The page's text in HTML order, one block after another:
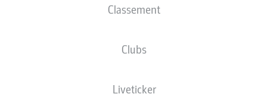
Classement
Clubs
Liveticker
COMPOSITIONS STATISTIQUES